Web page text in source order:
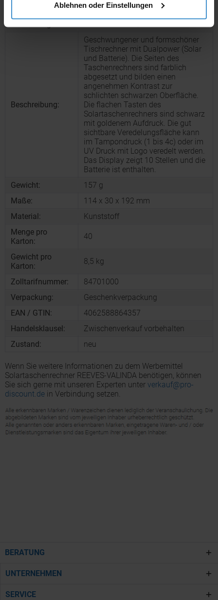
Ablehnen oder Einstellungen
VALINDA
Beschreibung:
Geschwungener und formschöner
Tischrechner mit Dualpower (Solar
und Batterie). Die Seiten des
Taschenrechners sind farblich
abgesetzt und bilden einen
angenehmen Kontrast zur
schlichten schwarzen Oberfläche.
Die flachen Tasten des
Solartaschenrechners sind schwarz
mit goldenem Aufdruck. Die gut
sichtbare Veredelungsfläche kann
im Tampondruck (1 bis 4c) oder im
UV Druck mit Logo veredelt werden.
Das Display zeigt 10 Stellen und die
Batterie ist enthalten.
Gewicht:
157 g
Maße:
114 x 30 x 192 mm
Material:
Kunststoff
Menge pro
Karton:
40
Gewicht pro
Karton:
8,5 kg
Zolltarifnummer:
84701000
Verpackung:
Geschenkverpackung
EAN / GTIN:
4062588864357
Handelsklausel:
Zwischenverkauf vorbehalten
Zustand:
neu
Wenn Sie weitere Informationen zu dem Werbemittel
Solartaschenrechner REEVES-VALINDA benötigen, können
Sie sich gerne mit unseren Experten unter verkauf@pro-
discount.de in Verbindung setzen.
BERATUNG
UNTERNEHMEN
SERVICE